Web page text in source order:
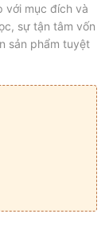
với mục đích và
sự tận tâm vốn
sản phẩm tuyệt